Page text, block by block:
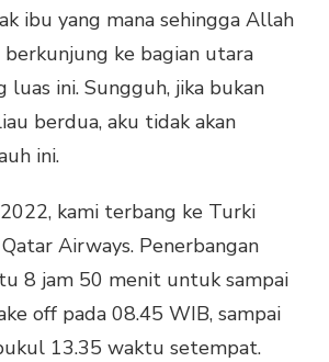
ibu yang mana sehingga Allah
berkunjung ke bagian utara
luas ini. Sungguh, jika bukan
berdua, aku tidak akan
ini.
kami terbang ke Turki
Airways. Penerbangan
8 jam 50 menit untuk sampai
off pada 08.45 WIB, sampai
13.35 waktu setempat.